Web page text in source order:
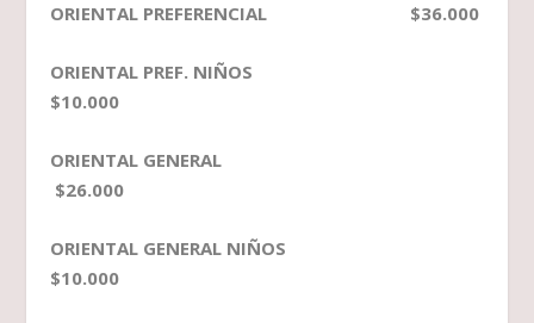
ORIENTAL PREFERENCIAL $36.000
ORIENTAL PREF. NIÑOS
$10.000
ORIENTAL GENERAL
$26.000
ORIENTAL GENERAL NIÑOS
$10.000